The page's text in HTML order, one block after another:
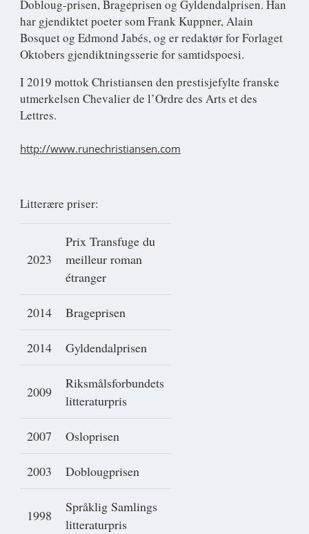
Dobloug-prisen, Brageprisen og Gyldendalprisen. Han
har gjendiktet poeter som Frank Kuppner, Alain
Bosquet og Edmond Jabés, og er redaktør for Forlaget
Oktobers gjendiktningsserie for samtidspoesi.
I 2019 mottok Christiansen den prestisjefylte franske
utmerkelsen Chevalier de l’Ordre des Arts et des
Lettres.
http://www.runechristiansen.com
Litterære priser:
2023
Prix Transfuge du
meilleur roman
étranger
2014 Brageprisen
2014 Gyldendalprisen
2009
Riksmålsforbundets
litteraturpris
2007 Osloprisen
2003 Doblougprisen
1998
Språklig Samlings
litteraturpris